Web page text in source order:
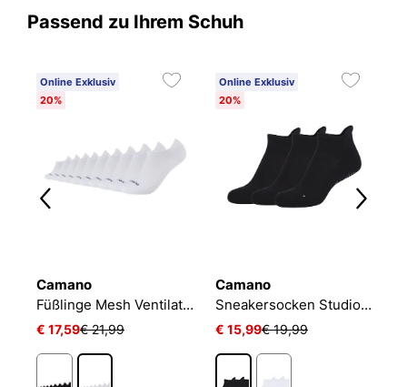
Passend zu Ihrem Schuh
Online Exklusiv
20%
Camano
Füßlinge Mesh Ventilation
€ 17,59€ 21,99
Online Exklusiv
20%
Camano
Sneakersocken Studio-Line Pilates und Yoga
€ 15,99€ 19,99